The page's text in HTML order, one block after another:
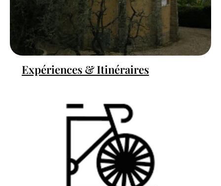
Expériences & Itinéraires